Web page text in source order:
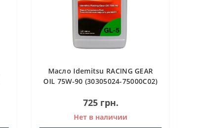
Масло Idemitsu RACING GEAR
OIL 75W-90 (30305024-75000C02)
МКПП и дифференциалов
725 грн.
Нет в наличии